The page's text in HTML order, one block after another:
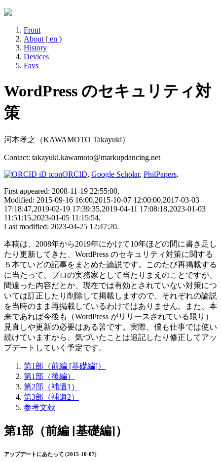
Front
About ( en )
History
Devices
Favs
WordPress のセキュリティ対
策
河本孝之（KAWAMOTO Takayuki）
Contact: takayuki.kawamoto@markupdancing.net
ORCID, Google Scholar, PhilPapers.
First appeared: 2008-11-19 22:55:00,
Modified: 2015-09-16 16:00,2015-10-07 12:00:00,2017-03-03
17:18:47,2019-02-19 17:39:35,2019-04-11 17:08:18,2023-01-03
11:51:15,2023-01-05 11:15:54,
Last modified: 2023-04-25 12:47:20.
本稿は、2008年から2019年にかけて10年ほどの間に書き足し
たり更新してきた、WordPress のセキュリティ対策に関する
５本ていどの記事をまとめた論説です。このたび再掲載する
に当たって、プロの実務家として当たりまえのことですが、
間違った内容だとか、現在では有効とされていない対策につ
いては訂正したり削除して掲載しますので、それぞれの論説
を当時のまま再掲載しているわけではありません。また、本
来であれば今後も（WordPress がリリースされている限り）
見直しや更新の必要はある筈です。実際、僕も仕事では使い
続けていますから、気づいたことは追記したり修正してアッ
プデートしていく予定です。
第1部（前編 [基礎編]）
第1部（後編）
第2部（補遺1）
第3部（補遺2）
参考文献
第1部（前編 [基礎編]）
アップデートにあたって (2015-10-07)